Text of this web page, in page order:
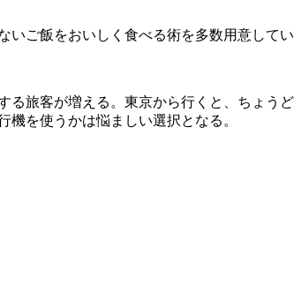
いご飯をおいしく食べる術を多数用意してい
る旅客が増える。東京から行くと、ちょうど
を使うかは悩ましい選択となる。